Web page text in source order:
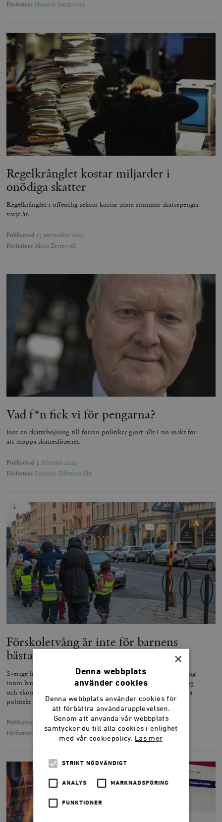
Författare Hannah Stutzinsky
Regelkrånglet kostar miljarder i
onödiga skatter
Regelkrånglet i offentlig sektor kostar stora summor skattepengar
varje år.
Publicerad 13 november 2023
Författare Albin Zettervall
Vad f*n fick vi för pengarna?
Inte en skattehöjning till förrän politiker gjort allt i sin makt för
att stoppa skatteslöseriet.
Publicerad 9 februari 2023
Författare Susanna Silfverskiöld
Förskoletvång är inte för barnens
bästa
Sverige har på några decennier gått från mångfald till likriktning
inom barnomsorgen. Ideologiska mål, facklig opinionsbildning
och ekonomiska begränsningar har gjort förskolan till det enda
politiskt accepterade valet. Malin Lernfelt…
Publicerad
26 november 2020
Författare
Malin Lernfelt
×
Denna webbplats
använder cookies
Denna webbplats använder cookies för
att förbättra användarupplevelsen.
Genom att använda vår webbplats
samtycker du till alla cookies i enlighet
med vår cookiepolicy. Läs mer
STRIKT NÖDVÄNDIGT
ANALYS MARKNADSFÖRING
FUNKTIONER